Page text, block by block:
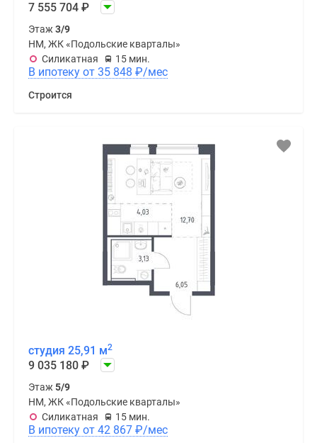
7 555 704 ₽
Этаж 3/9
НМ, ЖК «Подольские кварталы»
Силикатная
15 мин.
В ипотеку от 35 848 ₽/мес
Строится
студия 25,91 м2
9 035 180 ₽
Этаж 5/9
НМ, ЖК «Подольские кварталы»
Силикатная
15 мин.
В ипотеку от 42 867 ₽/мес